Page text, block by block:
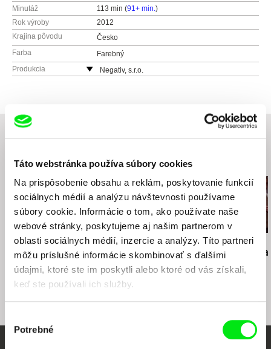
Táto webstránka používa súbory cookies
Na prispôsobenie obsahu a reklám, poskytovanie funkcií
sociálnych médií a analýzu návštevnosti používame
súbory cookie. Informácie o tom, ako používate naše
webové stránky, poskytujeme aj našim partnerom v
oblasti sociálnych médií, inzercie a analýzy. Títo partneri
môžu príslušné informácie skombinovať s ďalšími
údajmi, ktoré ste im poskytli alebo ktoré od vás získali,
keď ste používali ich služby.
súhlasu
Potrebné
Minutáž
113 min (91+ min.)
Rok výroby
2012
Krajina pôvodu
Česko
Farba
Farebný
Produkcia
Negativ, s.r.o.
tel: (+420) 224933755
Súvisiace filmy (20)
Jiří Menzel
Na samotě u lesa
Martin Hollý
Prípad pre obhajcu
Martin Hollý
Smrť šitá na